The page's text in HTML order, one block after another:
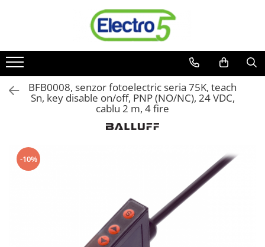
Sisteme de automatizare si control
Automate programabile
Seria DVP-Slim PLC-CPU
Mini-automat programabil (Relee
inteligente)
Terminale programabile ( HMI-uri )
BFB0008, senzor fotoelectric seria 75K, teach
Sn, key disable on/off, PNP (NO/NC), 24 VDC,
cablu 2 m, 4 fire
-10%